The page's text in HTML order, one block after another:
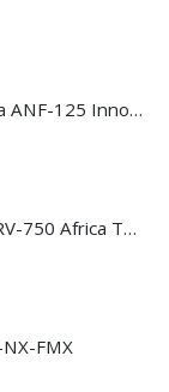
Αντίβαρο Τιμονιού Honda ANF-125 Innova
Λάστιχο Ποδιάς Honda XRV-750 Africa Twin
FMX